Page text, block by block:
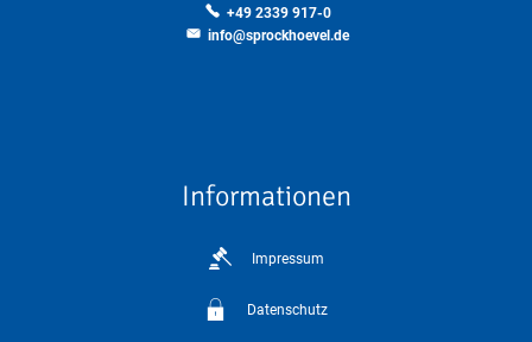
+49 2339 917-0
info@sprockhoevel.de
Informationen
Impressum
Datenschutz